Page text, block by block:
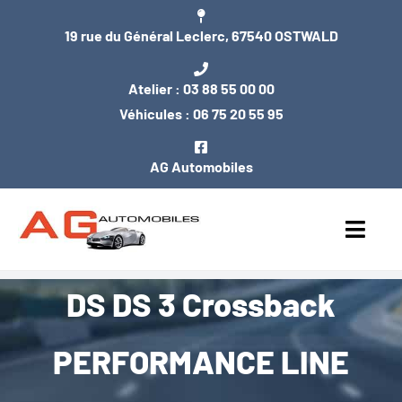
19 rue du Général Leclerc, 67540 OSTWALD
Atelier : 03 88 55 00 00
Véhicules : 06 75 20 55 95
AG Automobiles
ACCUEIL
NOS VÉHICULES
ENTRETIEN / MÉCANIQUE
DS DS 3 Crossback
PERFORMANCE LINE